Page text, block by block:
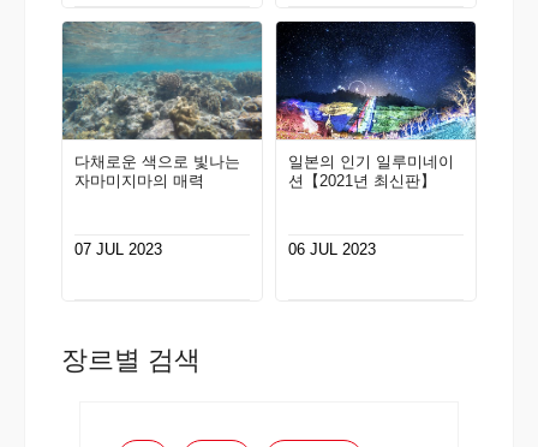
다채로운 색으로 빛나는
자마미지마의 매력
07 JUL 2023
일본의 인기 일루미네이
션【2021년 최신판】
06 JUL 2023
장르별 검색